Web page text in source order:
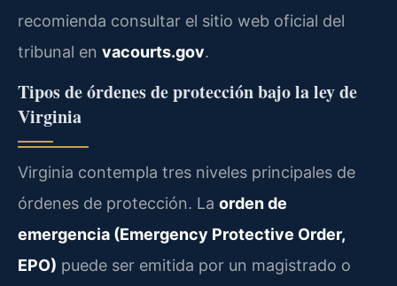
recomienda consultar el sitio web oficial del
tribunal en vacourts.gov.
Tipos de órdenes de protección bajo la ley de
Virginia
Virginia contempla tres niveles principales de
órdenes de protección. La orden de
emergencia (Emergency Protective Order,
EPO) puede ser emitida por un magistrado o